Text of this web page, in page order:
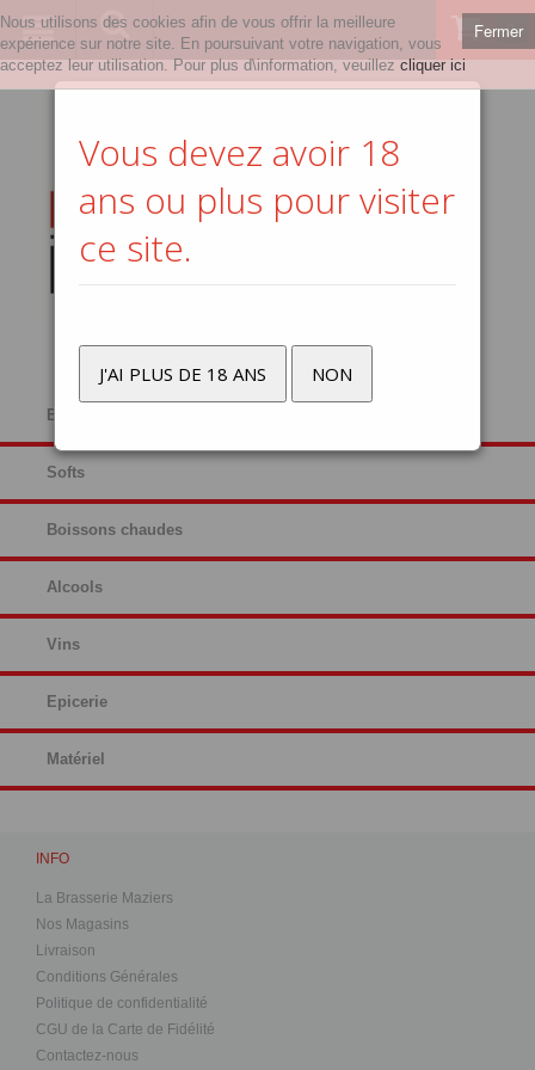
0
Bières
Softs
Boissons chaudes
Alcools
Vins
Epicerie
Matériel
Vous devez avoir 18
ans ou plus pour visiter
ce site.
J'AI PLUS DE 18 ANS NON
INFO
La Brasserie Maziers
Nos Magasins
Livraison
Conditions Générales
Politique de confidentialité
CGU de la Carte de Fidélité
Contactez-nous
Fermer
Nous utilisons des cookies afin de vous offrir la meilleure
expérience sur notre site. En poursuivant votre navigation, vous
acceptez leur utilisation. Pour plus d\information, veuillez cliquer ici